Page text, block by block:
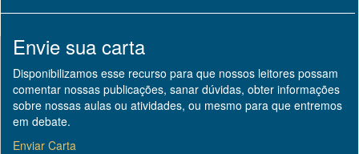
Envie sua carta
Disponibilizamos esse recurso para que nossos leitores possam
comentar nossas publicações, sanar dúvidas, obter informações
sobre nossas aulas ou atividades, ou mesmo para que entremos
em debate.
Enviar Carta